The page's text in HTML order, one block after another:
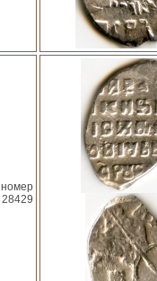
номер
28429